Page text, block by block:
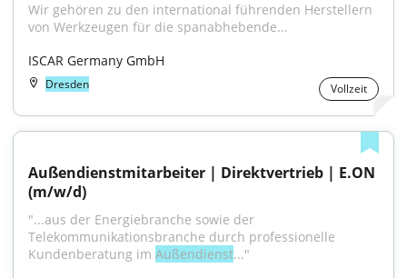
Wir gehören zu den international führenden Herstellern
von Werkzeugen für die spanabhebende...
ISCAR Germany GmbH
Dresden Vollzeit
Außendienstmitarbeiter | Direktvertrieb | E.ON
(m/w/d)
"...aus der Energiebranche sowie der
Telekommunikationsbranche durch professionelle
Kundenberatung im Außendienst..."